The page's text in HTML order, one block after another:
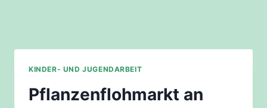
KINDER- UND JUGENDARBEIT
Pflanzenflohmarkt an